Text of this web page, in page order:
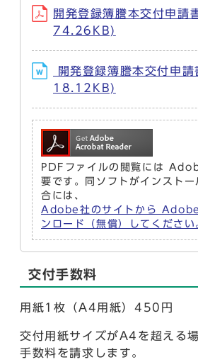
開発登録簿謄本交付申請
74.26KB)
開発登録簿謄本交付申
18.12KB)
PDFファイルの閲覧には
要です。同ソフトがインスト
合には、
Adobe社のサイトから
ンロード（無償）してください
交付手数料
用紙1枚（A4用紙）450円
交付用紙サイズがA4を超える
手数料を請求します。